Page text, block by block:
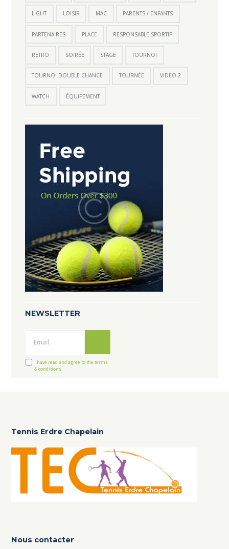
LIGHT LOISIR MAC PARENTS / ENFANTS
PARTENAIRES PLACE RESPONSABLE SPORTIF
RETRO SOIRÉE STAGE TOURNOI
TOURNOI DOUBLE CHANCE TOURNÉE VIDEO-2
WATCH ÉQUIPEMENT
NEWSLETTER
I have read and agree to the terms
& conditions
Tennis Erdre Chapelain
Nous contacter